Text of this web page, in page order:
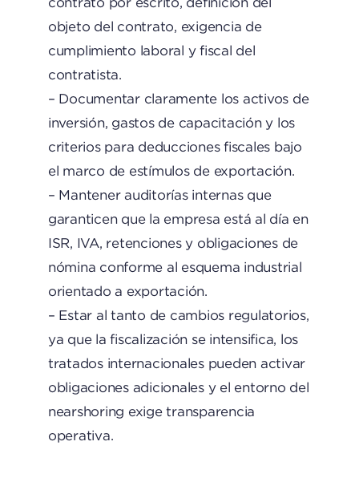
objeto del contrato, exigencia de
cumplimiento laboral y fiscal del
contratista.
– Documentar claramente los activos de
inversión, gastos de capacitación y los
criterios para deducciones fiscales bajo
el marco de estímulos de exportación.
– Mantener auditorías internas que
garanticen que la empresa está al día en
ISR, IVA, retenciones y obligaciones de
nómina conforme al esquema industrial
orientado a exportación.
– Estar al tanto de cambios regulatorios,
ya que la fiscalización se intensifica, los
tratados internacionales pueden activar
obligaciones adicionales y el entorno del
nearshoring exige transparencia
operativa.